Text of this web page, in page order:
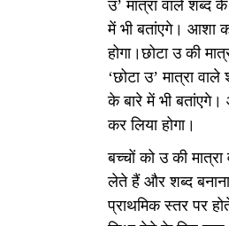
उ’ मात्रा वाले शब्द
में भी बतांएगे। आशा
होगा।छोटा उ की
‘छोटा उ’ मात्रा
के बारे में भी
कर लिया होगा।
बच्चों को उ की
लेते हैं और शब्द
प्राथमिक स्तर पर